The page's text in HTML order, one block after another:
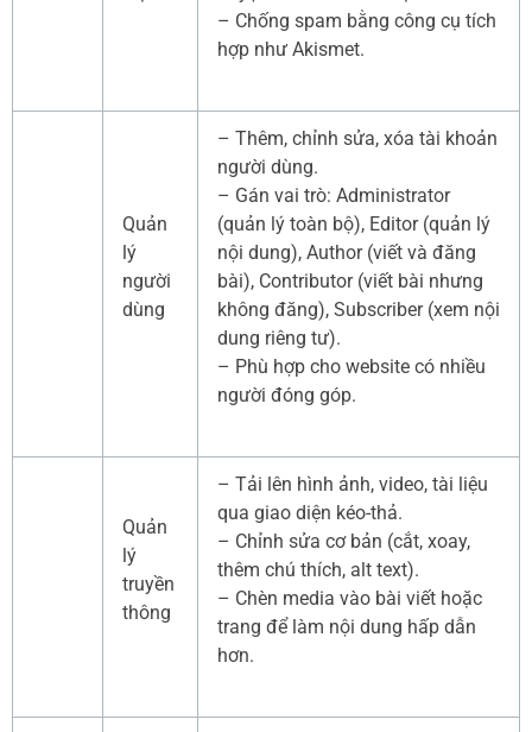
– Chống spam bằng công cụ tích
hợp như Akismet.
Quản
lý
người
dùng
– Thêm, chỉnh sửa, xóa tài khoản
người dùng.
– Gán vai trò: Administrator
(quản lý toàn bộ), Editor (quản lý
nội dung), Author (viết và đăng
bài), Contributor (viết bài nhưng
không đăng), Subscriber (xem nội
dung riêng tư).
– Phù hợp cho website có nhiều
người đóng góp.
Quản
lý
truyền
thông
– Tải lên hình ảnh, video, tài liệu
qua giao diện kéo-thả.
– Chỉnh sửa cơ bản (cắt, xoay,
thêm chú thích, alt text).
– Chèn media vào bài viết hoặc
trang để làm nội dung hấp dẫn
hơn.